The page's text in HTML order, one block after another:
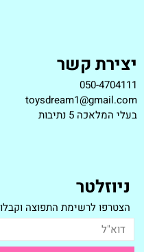
יצירת קשר
050-4704111
toysdream1@gmail.com
בעלי המלאכה 5 נתיבות
ניוזלטר
הצטרפו לרשימת התפוצה